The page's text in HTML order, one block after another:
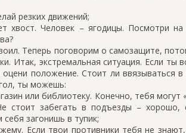
резких движений;
хвост. Человек – ягодицы. Посмотри
Теперь поговорим о самозащите,
Итак, экстремальная ситуация. Если ты
оцени положение. Стоит ли ввязываться
ты можешь:
или библиотеку. Конечно, тебя могут
стоит забегать в подъезды – хорошо,
загонишь в тупик;
Если твои противники тебя не